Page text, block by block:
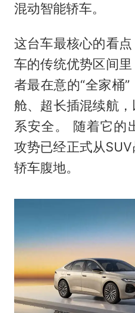
混动智能轿车。
这台车最核心的看
车的传统优势区间
者最在意的“全家桶
舱、超长插混续航
系安全。 随着它的
攻势已经正式从
轿车腹地。